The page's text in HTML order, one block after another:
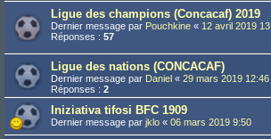
Ligue des champions (Concacaf) 2019
Dernier message par Pouchkine « 12 avril 2019
Réponses : 57
Ligue des nations (CONCACAF)
Dernier message par Daniel « 29 mars 2019 12:46
Réponses : 2
Iniziativa tifosi BFC 1909
Dernier message par jklo « 06 mars 2019 9:50